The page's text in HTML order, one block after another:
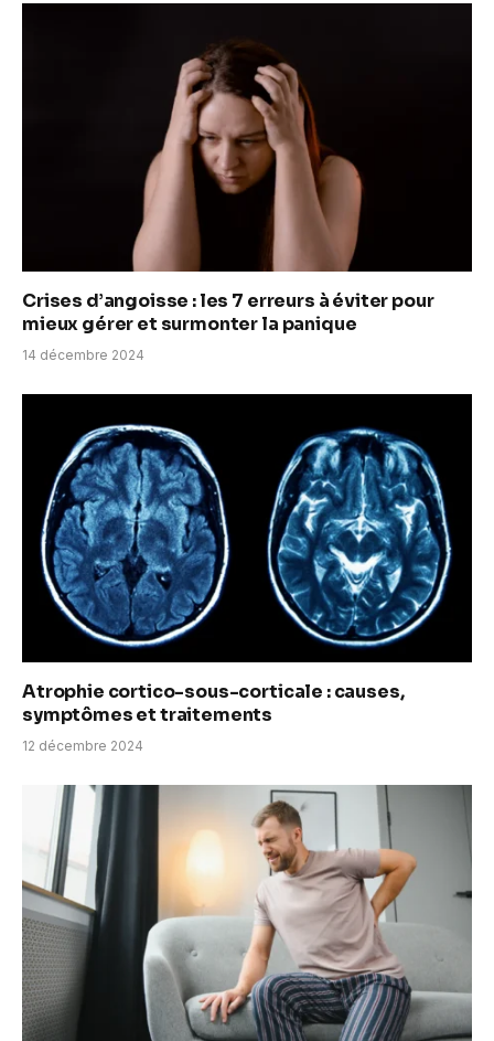
Crises d’angoisse : les 7 erreurs à éviter pour
mieux gérer et surmonter la panique
14 décembre 2024
Atrophie cortico-sous-corticale : causes,
symptômes et traitements
12 décembre 2024